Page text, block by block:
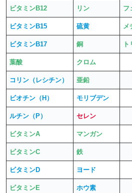
ビタミンB12 リン フ
ビタミンB15 硫黄 メ
ビタミンB17 銅
葉酸 クロム
コリン（レシチン） 亜鉛
ビオチン（H） モリブデン
ルチン（P） セレン
ビタミンA マンガン
ビタミンC 鉄
ビタミンD ヨード
ビタミンE ホウ素